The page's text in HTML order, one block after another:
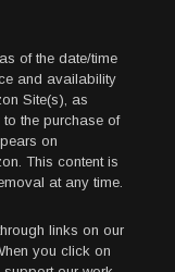
of the date/time
and availability
Site(s), as
the purchase of
on
This content is
at any time.
links on our
you click on